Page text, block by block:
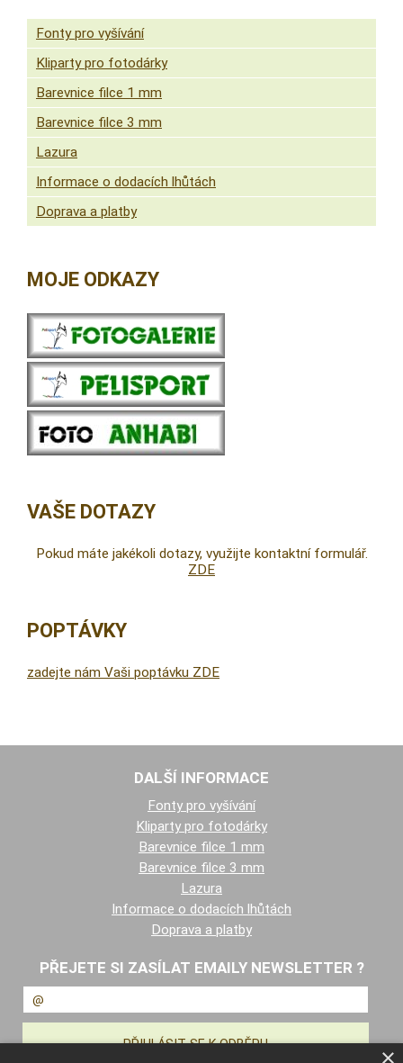
Fonty pro vyšívání
Kliparty pro fotodárky
Barevnice filce 1 mm
Barevnice filce 3 mm
Lazura
Informace o dodacích lhůtách
Doprava a platby
MOJE ODKAZY
VAŠE DOTAZY
Pokud máte jakékoli dotazy, využijte kontaktní formulář.
ZDE
POPTÁVKY
zadejte nám Vaši poptávku ZDE
DALŠÍ INFORMACE
Fonty pro vyšívání
Kliparty pro fotodárky
Barevnice filce 1 mm
Barevnice filce 3 mm
Lazura
Informace o dodacích lhůtách
Doprava a platby
PŘEJETE SI ZASÍLAT EMAILY NEWSLETTER ?